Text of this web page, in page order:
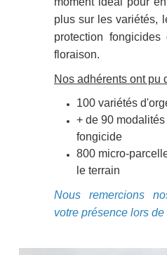
plus sur les variétés,
protection
floraison.
Nos adhérents ont pu
100 variétés
+ de 90
fongicide
800 micro-
le terrain
Nous remercions
votre présence lors